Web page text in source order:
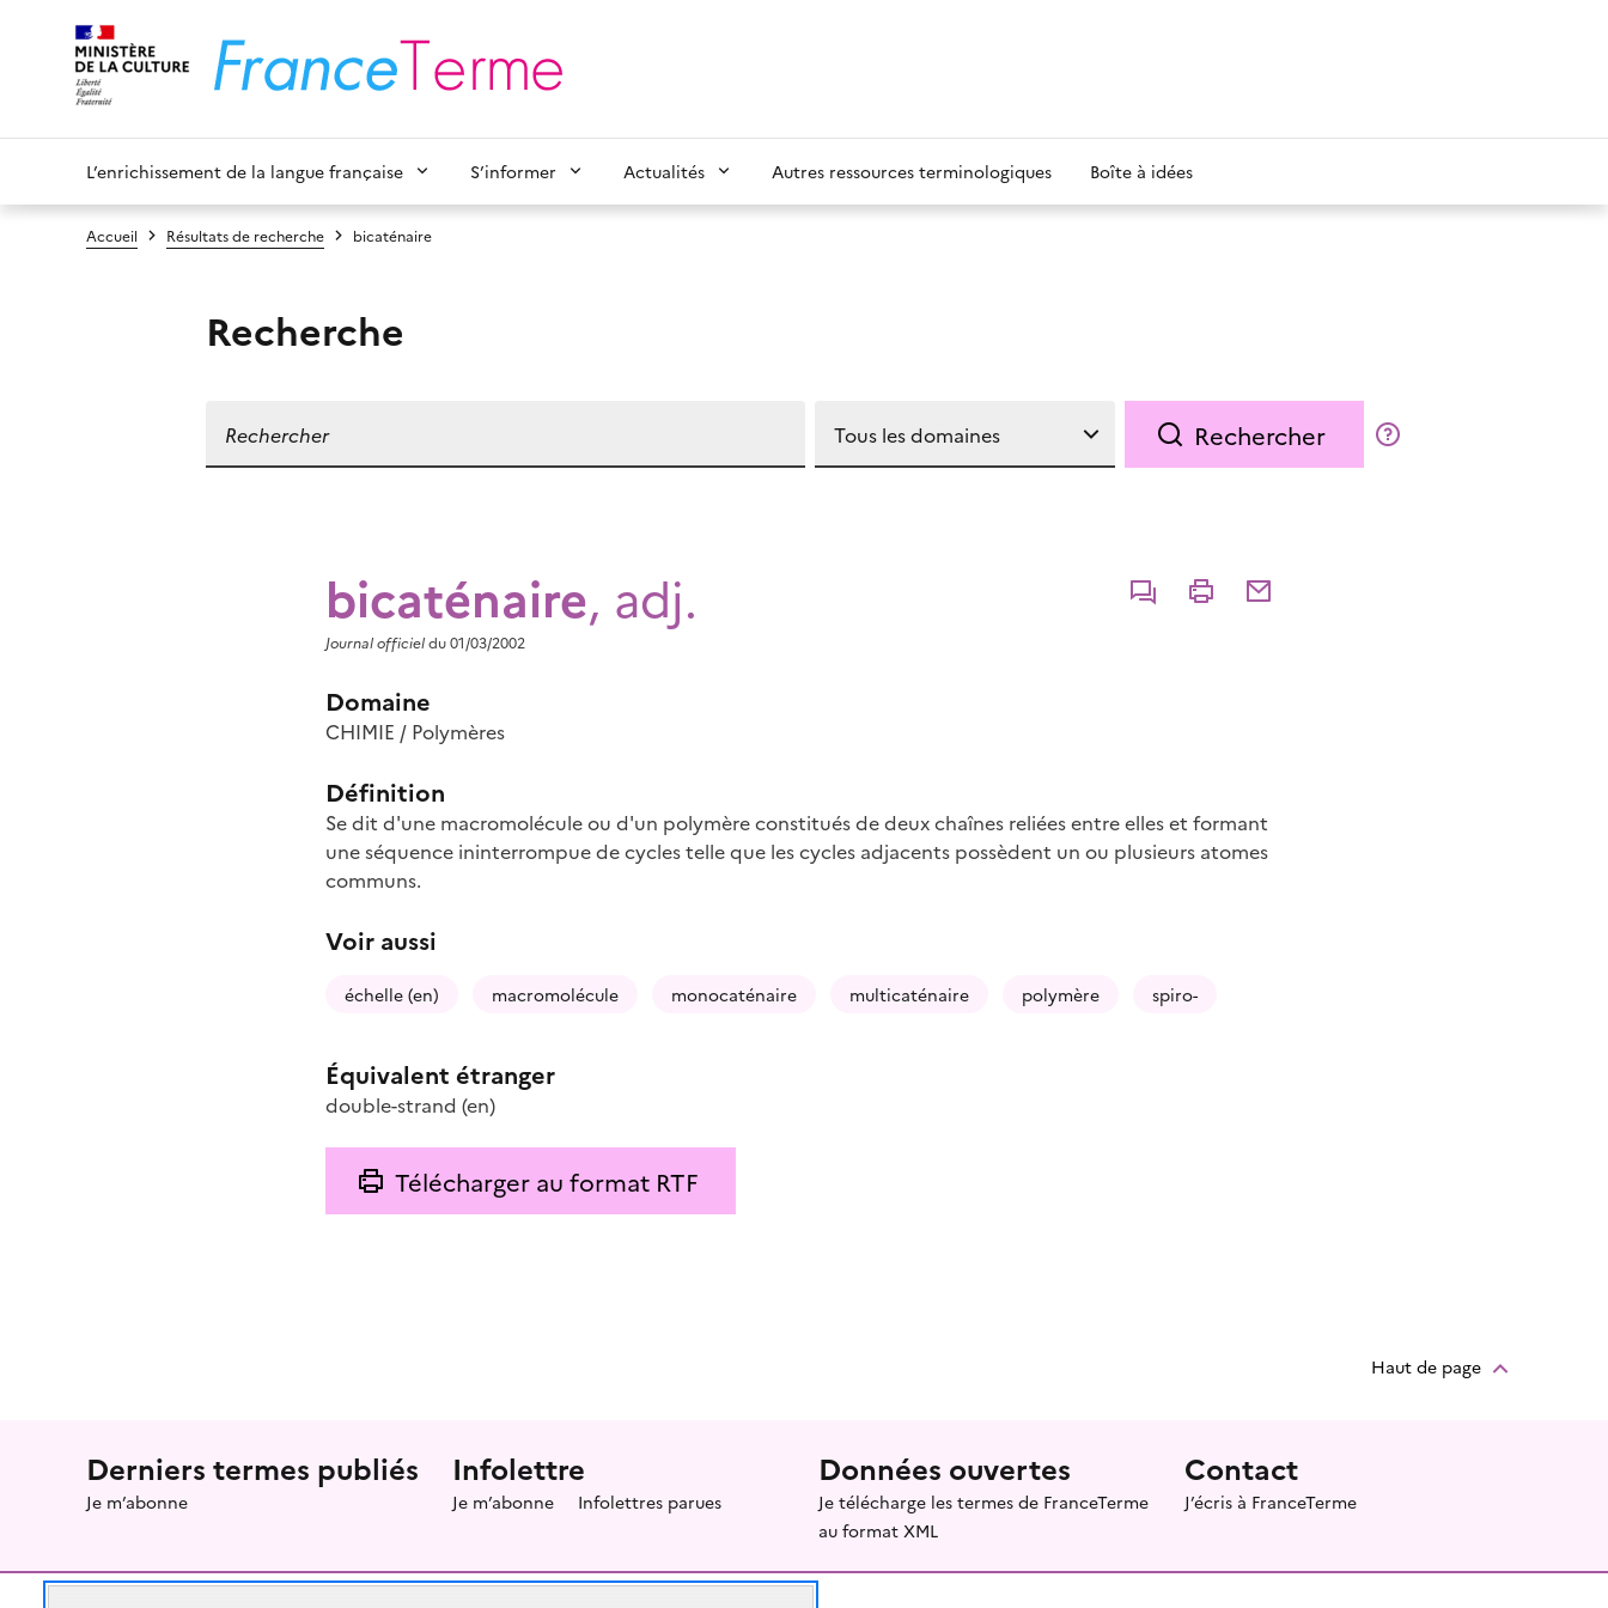
L’enrichissement de la langue française S’informer Actualités Autres ressources terminologiques Boîte à idées
Accueil Résultats de recherche bicaténaire
Recherche
Rechercher
bicaténaire, adj. CommenterImprimerPartager par courriel
Journal officieldu 01/03/2002
Domaine
CHIMIE / Polymères
Définition
Se dit d'une macromolécule ou d'un polymère constitués de deux chaînes reliées entre elles et formant
une séquence ininterrompue de cycles telle que les cycles adjacents possèdent un ou plusieurs atomes
communs.
Voir aussi
échelle (en) macromolécule monocaténaire multicaténaire polymère spiro-
Équivalent étranger
double-strand (en)
Télécharger au format RTF
Haut de page
Menu prefooter
Derniers termes publiés
Je m’abonne
Infolettre
Je m’abonne Infolettres parues
Données ouvertes
Je télécharge les termes de FranceTerme
au format XML
Contact
J’écris à FranceTerme